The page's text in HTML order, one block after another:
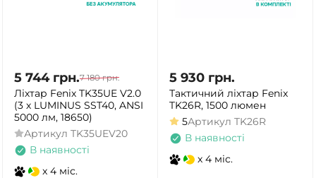
5 744 грн.7 180 грн.
Ліхтар Fenix TK35UE V2.0
(3 х LUMINUS SST40, ANSI
5000 лм, 18650)
Артикул TK35UEV20
В наявності
x 4 міс.
5 930 грн.
Тактичний ліхтар Fenix
TK26R, 1500 люмен
5Артикул TK26R
В наявності
x 4 міс.